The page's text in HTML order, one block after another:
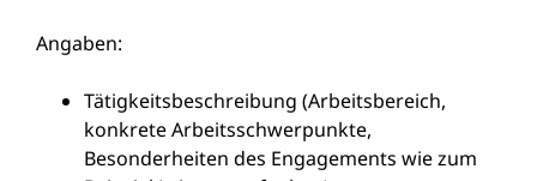
Angaben:
Tätigkeitsbeschreibung (Arbeitsbereich,
konkrete Arbeitsschwerpunkte,
Besonderheiten des Engagements wie zum